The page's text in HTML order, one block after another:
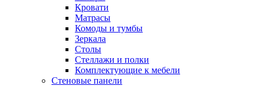
Кровати
Матрасы
Комоды и тумбы
Зеркала
Столы
Стеллажи и полки
Комплектующие к мебели
Стеновые панели